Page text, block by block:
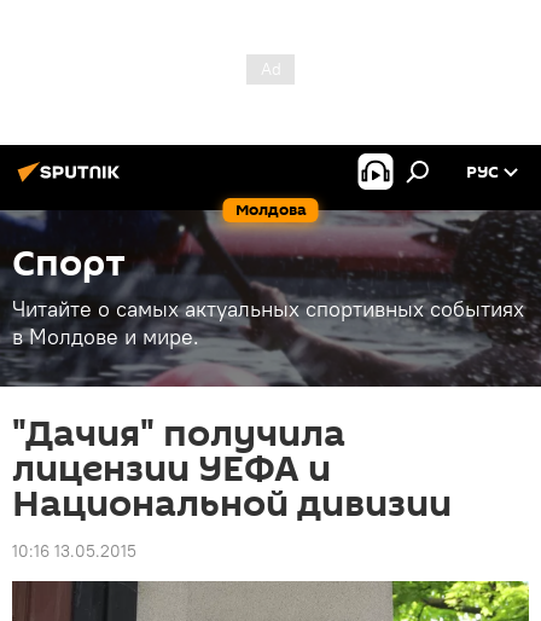
Молдова
РУС
Спорт
Читайте о самых актуальных спортивных событиях
в Молдове и мире.
"Дачия" получила
лицензии УЕФА и
Национальной дивизии
10:16 13.05.2015